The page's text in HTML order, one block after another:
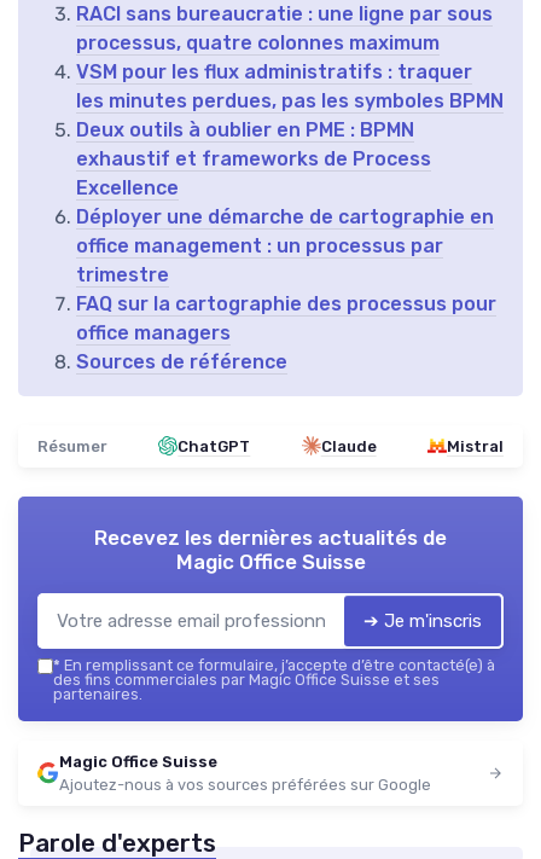
RACI sans bureaucratie : une ligne par sous
processus, quatre colonnes maximum
VSM pour les flux administratifs : traquer
les minutes perdues, pas les symboles BPMN
Deux outils à oublier en PME : BPMN
exhaustif et frameworks de Process
Excellence
Déployer une démarche de cartographie en
office management : un processus par
trimestre
FAQ sur la cartographie des processus pour
office managers
Sources de référence
Résumer ChatGPT Claude Mistral
Recevez les dernières actualités de
Magic Office Suisse
➔ Je m'inscris
* En remplissant ce formulaire, j’accepte d’être contacté(e) à
des fins commerciales par Magic Office Suisse et ses
partenaires.
Magic Office Suisse
Ajoutez-nous à vos sources préférées sur Google
Parole d'experts